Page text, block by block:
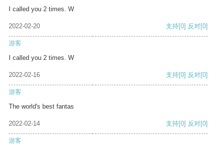
I called you 2 times. W
2022-02-20 支持[0] 反对[0]
游客
I called you 2 times. W
2022-02-16 支持[0] 反对[0]
游客
The world's best fantas
2022-02-14 支持[0] 反对[0]
游客